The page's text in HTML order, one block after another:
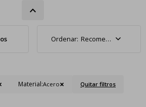
Recomendados
Material:Acero Quitar filtros